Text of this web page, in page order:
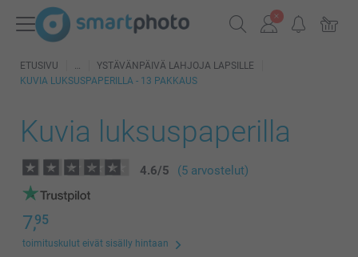
ETUSIVU
YSTÄVÄNPÄIVÄ LAHJOJA LAPSILLE
KUVIA LUKSUSPAPERILLA - 13 PAKKAUS
Kuvia luksuspaperilla
4.6/5 (5 arvostelut)
7,95
toimituskulut eivät sisälly hintaan